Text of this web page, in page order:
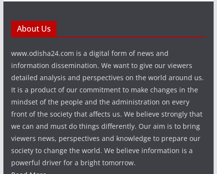
About Us
www.odisha24.com is a digital form of news and
information dissemination. We want to give our viewers
detailed analysis and perspectives on the world around us.
It is a product of our commitment to make changes in the
mindset of the people and the administration on every
front of the society that affects us. We believe strongly that
we can and must do things differently. Our aim is to bring
viewers news, perspectives and knowledge to prepare our
society to change the world. We believe information is a
powerful driver for a bright tomorrow.